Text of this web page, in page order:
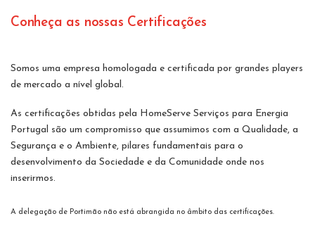
Conheça as nossas Certificações
Somos uma empresa homologada e certificada por grandes players
de mercado a nível global.
As certificações obtidas pela HomeServe Serviços para Energia
Portugal são um compromisso que assumimos com a Qualidade, a
Segurança e o Ambiente, pilares fundamentais para o
desenvolvimento da Sociedade e da Comunidade onde nos
inserirmos.
A delegação de Portimão não está abrangida no âmbito das certificações.